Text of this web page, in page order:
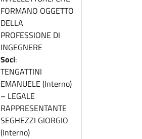
FORMANO OGGETTO
DELLA
PROFESSIONE DI
INGEGNERE
Soci:
TENGATTINI
EMANUELE (Interno)
– LEGALE
RAPPRESENTANTE
SEGHEZZI GIORGIO
(Interno)